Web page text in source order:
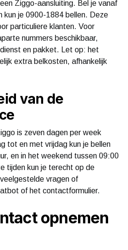
Ziggo-aansluiting. Bel je vanaf
kun je 0900-1884 bellen. Deze
particuliere klanten. Voor
nummers beschikbaar,
en pakket. Let op: het
extra belkosten, afhankelijk
van de
is zeven dagen per week
tot en met vrijdag kun je bellen
en in het weekend tussen 09:00
tijden kun je terecht op de
vragen of
of het contactformulier.
opnemen